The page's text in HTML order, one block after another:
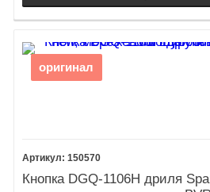
оригинал
150570
Кнопка DGQ-1106H дриля